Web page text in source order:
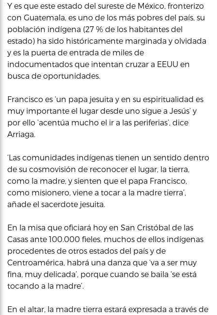
Y es que este estado del sureste de México, fronterizo
con Guatemala, es uno de los más pobres del país, su
población indígena (27 % de los habitantes del
estado) ha sido históricamente marginada y olvidada
y es la puerta de entrada de miles de
indocumentados que intentan cruzar a EEUU en
busca de oportunidades.
Francisco es ‘un papa jesuita y en su espiritualidad es
muy importante el lugar desde uno sigue a Jesús’ y
por ello ‘acentúa mucho el ir a las periferias’, dice
Arriaga.
‘Las comunidades indígenas tienen un sentido dentro
de su cosmovisión de reconocer el lugar, la tierra,
como la madre, y sienten que el papa Francisco,
como misionero, viene a tocar a la madre tierra’,
añade el sacerdote jesuita.
En la misa que oficiará hoy en San Cristóbal de las
Casas ante 100.000 fieles, muchos de ellos indígenas
procedentes de otros estados del país y de
Centroamérica, habrá una danza que ‘va a ser muy
fina, muy delicada’, porque cuando se baila ‘se está
tocando a la madre’.
En el altar, la madre tierra estará expresada a través de